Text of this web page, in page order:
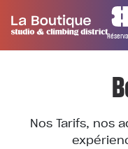
Nos Tarifs, nos